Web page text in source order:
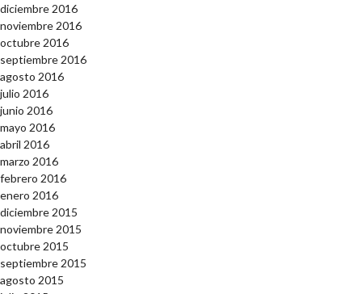
diciembre 2016
noviembre 2016
octubre 2016
septiembre 2016
agosto 2016
julio 2016
junio 2016
mayo 2016
abril 2016
marzo 2016
febrero 2016
enero 2016
diciembre 2015
noviembre 2015
octubre 2015
septiembre 2015
agosto 2015